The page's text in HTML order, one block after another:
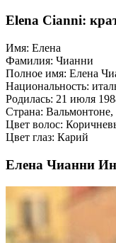
Elena Cianni:
Имя: Елена
Фамилия: Чианни
Полное имя: Елена
Национальность:
Родилась: 21 июля
Страна: Вальмонтоне,
Цвет волос:
Цвет глаз: Карий
Елена Чианни